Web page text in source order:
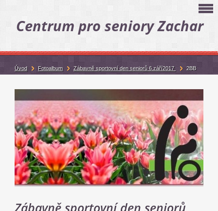
Centrum pro seniory Zachar
Zábavně sportovní den seniorů
Úvod Fotoalbum Zábavně sportovní den seniorů 6.září2017 2BB